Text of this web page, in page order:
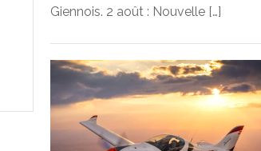
Giennois. 2 août : Nouvelle […]